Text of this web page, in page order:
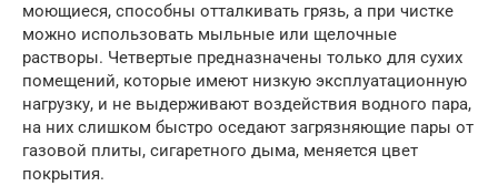
моющиеся, способны отталкивать грязь, а при чистке
можно использовать мыльные или щелочные
растворы. Четвертые предназначены только для сухих
помещений, которые имеют низкую эксплуатационную
нагрузку, и не выдерживают воздействия водного пара,
на них слишком быстро оседают загрязняющие пары от
газовой плиты, сигаретного дыма, меняется цвет
покрытия.